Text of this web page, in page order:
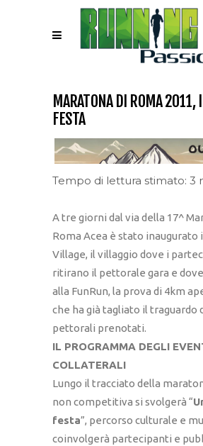
MARATONA DI ROMA 2011,
FESTA
Tempo di lettura stimato: 3
A tre giorni dal via della 17^
Roma Acea è stato inaugurato
Village, il villaggio dove i
ritirano il pettorale gara e
alla FunRun, la prova di 4km
che ha già tagliato il traguardo
pettorali prenotati.
IL PROGRAMMA DEGLI
COLLATERALI
Lungo il tracciato della
non competitiva si svolgerà “
festa”, percorso culturale e
coinvolgerà partecipanti e